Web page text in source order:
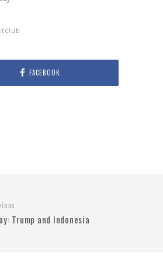
FACEBOOK
Trump and Indonesia